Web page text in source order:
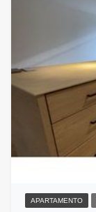
APARTAMENTO